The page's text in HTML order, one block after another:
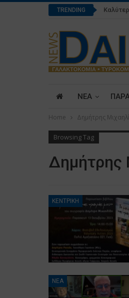
TRENDING
ΝΕΑ
Home Δημήτρης
Browsing Tag
Δημήτρης
ΚΕΝΤΡΙΚΗ
ΝΕΑ